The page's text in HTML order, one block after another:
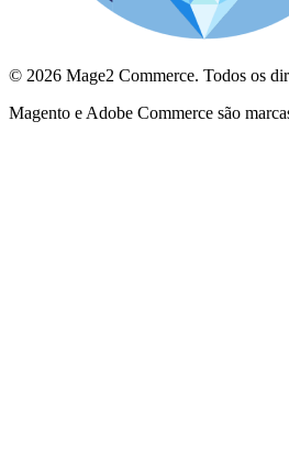
© 2026 Mage2 Commerce. Todos os
Magento e Adobe Commerce são